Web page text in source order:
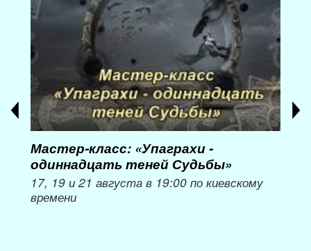
Мастер-класс: «Упаграхи -
одиннадцать теней Судьбы»
17, 19 и 21 августа в 19:00 по киевскому
времени